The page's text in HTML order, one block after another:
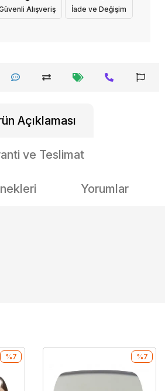
Alışveriş İade ve Değişim
Açıklaması
ve Teslimat
Yorumlar
%7 %7